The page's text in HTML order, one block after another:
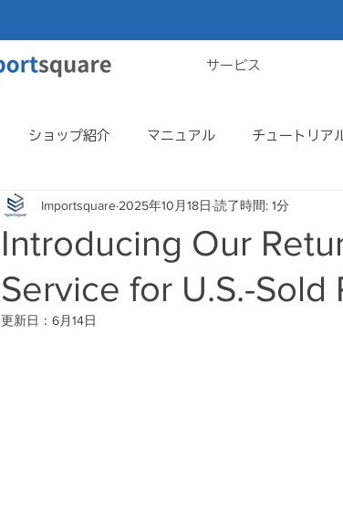
サービス
ショップ紹介 マニュアル チュートリア
Introducing Our
Service for U.S.-Sold
Importsquare 2025年10月18日 読了時間: 1分
更新日： 6月14日